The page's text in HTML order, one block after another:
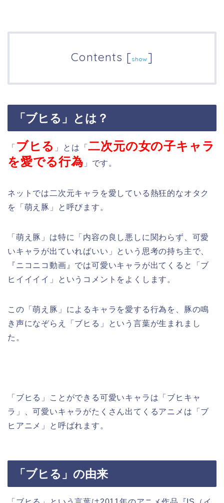
Contents [show]
「ブヒる」とは？
「 ブヒる 」とは「二次元の女の子キャラ
を愛でる行為 」です。
ネットでは二次元キャラを愛している熱狂的なオタク
を「萌え豚」と呼びます。
「萌え豚」は特に「内容の良し悪しに関わらず、可愛
いキャラが出ていればいい」という思考の持ち主で、
『ニコニコ動画』では可愛いキャラが出てくると「ブ
ヒイイイイ」というコメントをよくします。
この「萌え豚」によるキャラを愛する行為を、豚の鳴
き声になぞらえ「ブヒる」という言葉が生まれまし
た。
「ブヒる」ことができる可愛いキャラは「ブヒキャ
ラ」、可愛いキャラがたくさん出てくるアニメは「ブ
ヒアニメ」と呼ばれます。
「ブヒる」の由来